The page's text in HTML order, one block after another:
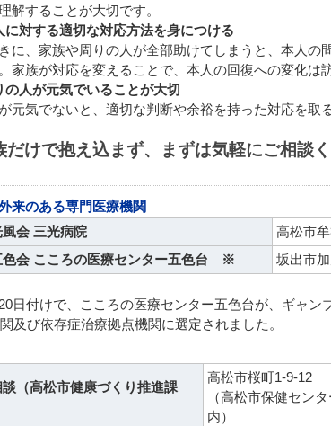
解することが大切です。
に対する適切な対応方法を身につける
に、家族や周りの人が全部助けてしまうと、本人の
家族が対応を変えることで、本人の回復への変化は
の人が元気でいることが大切
元気でないと、適切な判断や余裕を持った対応を取
だけで抱え込まず、まずは気軽にご相談
来のある専門医療機関
会 三光病院
高松市
色会 こころの医療センター五色台 ※
坂出市
日付けで、こころの医療センター五色台が、ギャン
及び依存症治療拠点機関に選定されました。
談（高松市健康づくり推進課
高松市桜町1-9-12
（高松市保健センタ
内）